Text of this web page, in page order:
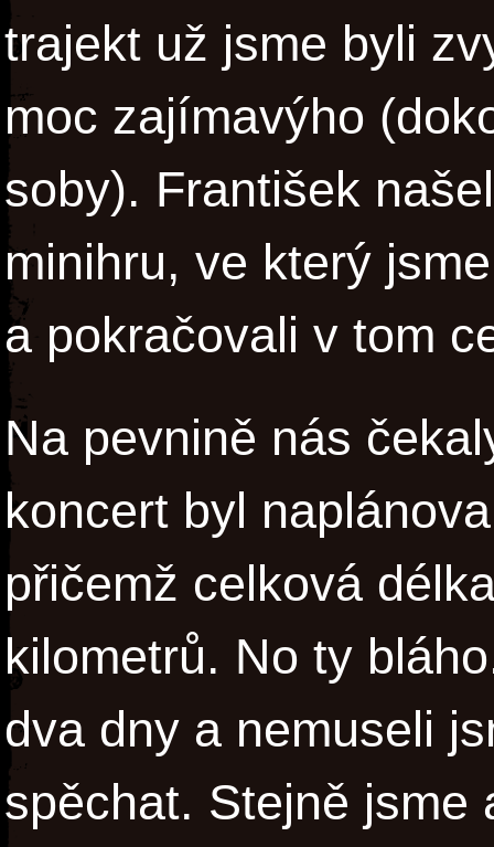
trajekt už jsme byli
moc zajímavýho
soby). František
minihru, ve který
a pokračovali v tom
Na pevnině nás
koncert byl
přičemž celková
kilometrů. No ty
dva dny a nemuseli
spěchat. Stejně jsme